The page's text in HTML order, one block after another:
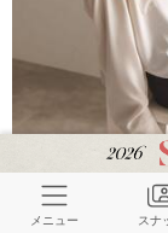
NOBLE
《追加・WEB限定カラ
メニュー スナ